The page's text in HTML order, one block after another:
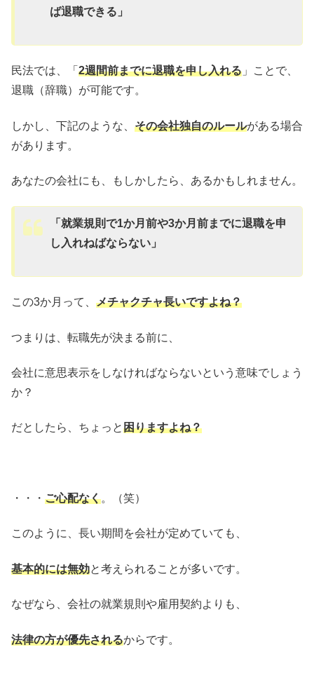
ば退職できる」
民法では、「 2週間前までに退職を申し入れる 」ことで、
退職（辞職）が可能です。
しかし、下記のような、 その会社独自のルールがある場合
があります。
あなたの会社にも、もしかしたら、あるかもしれません。
「就業規則で1か月前や3か月前までに退職を申
し入れねばならない」
この3か月って、 メチャクチャ長いですよね？
つまりは、転職先が決まる前に、
会社に意思表示をしなければならないという意味でしょう
か？
だとしたら、ちょっと困りますよね？
・・・ ご心配なく。（笑）
このように、長い期間を会社が定めていても、
基本的には無効と考えられることが多いです。
なぜなら、会社の就業規則や雇用契約よりも、
法律の方が優先されるからです。